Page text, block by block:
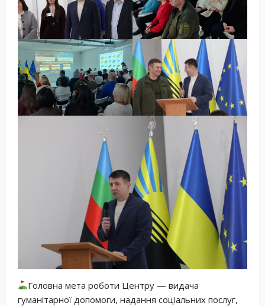
Головна мета роботи Центру — видача
гуманітарної допомоги, надання соціальних послуг,